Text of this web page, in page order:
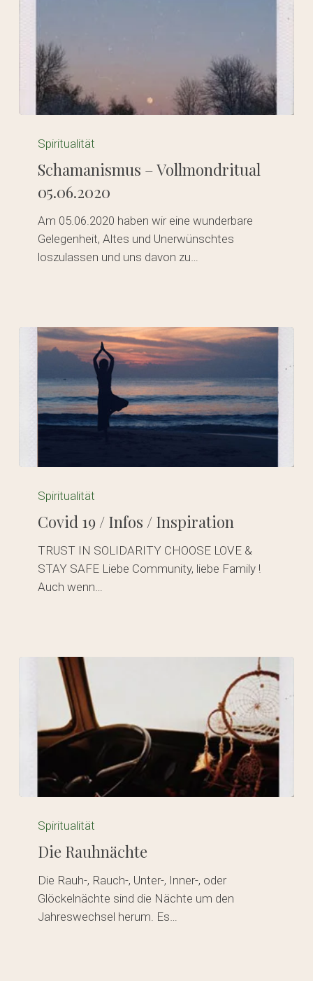
Es befinden sich keine Produkte
Vollmondritual
05.06.2020
Spiritualität
Schamanismus – Vollmondritual
05.06.2020
Am 05.06.2020 haben wir eine wunderbare
Gelegenheit, Altes und Unerwünschtes
loszulassen und uns davon zu…
Infos
Inspiration
Spiritualität
Covid 19 / Infos / Inspiration
TRUST IN SOLIDARITY CHOOSE LOVE &
STAY SAFE Liebe Community, liebe Family !
Auch wenn…
Rauhnächte
Spiritualität
Die Rauhnächte
Die Rauh-, Rauch-, Unter-, Inner-, oder
Glöckelnächte sind die Nächte um den
Jahreswechsel herum. Es…